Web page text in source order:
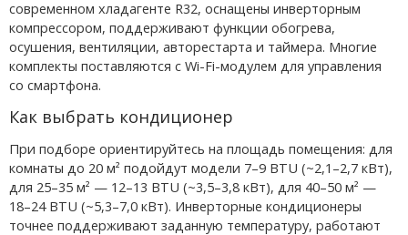
современном хладагенте R32, оснащены инверторным
компрессором, поддерживают функции обогрева,
осушения, вентиляции, авторестарта и таймера. Многие
комплекты поставляются с Wi-Fi-модулем для управления
со смартфона.
Как выбрать кондиционер
При подборе ориентируйтесь на площадь помещения: для
комнаты до 20 м² подойдут модели 7–9 BTU (~2,1–2,7 кВт),
для 25–35 м² — 12–13 BTU (~3,5–3,8 кВт), для 40–50 м² —
18–24 BTU (~5,3–7,0 кВт). Инверторные кондиционеры
точнее поддерживают заданную температуру, работают